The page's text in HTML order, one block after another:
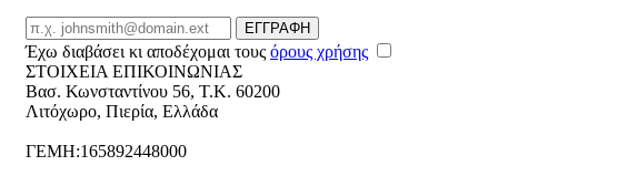
Email
ΕΓΓΡΑΦΗ
Έχω διαβάσει κι αποδέχομαι τους όρους χρήσης
ΣΤΟΙΧΕΙΑ ΕΠΙΚΟΙΝΩΝΙΑΣ
Βασ. Κωνσταντίνου 56, T.K. 60200
Λιτόχωρο, Πιερία, Ελλάδα
ΓΕΜΗ:165892448000